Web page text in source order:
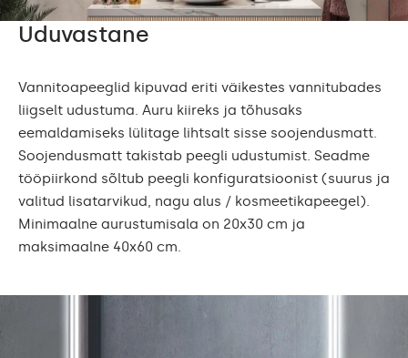
Uduvastane
Vannitoapeeglid kipuvad eriti väikestes vannitubades
liigselt udustuma. Auru kiireks ja tõhusaks
eemaldamiseks lülitage lihtsalt sisse soojendusmatt.
Soojendusmatt takistab peegli udustumist. Seadme
tööpiirkond sõltub peegli konfiguratsioonist (suurus ja
valitud lisatarvikud, nagu alus / kosmeetikapeegel).
Minimaalne aurustumisala on 20x30 cm ja
maksimaalne 40x60 cm.